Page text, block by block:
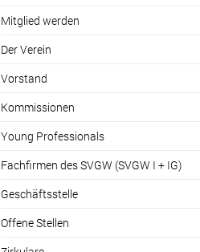
Mitglied werden
Der Verein
Vorstand
Kommissionen
Young Professionals
Fachfirmen des SVGW (SVGW I + IG)
Geschäftsstelle
Offene Stellen